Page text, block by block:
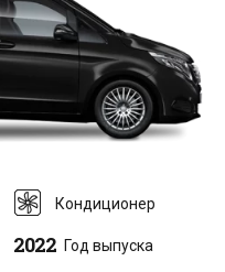
Кондиционер
2022 Год выпуска